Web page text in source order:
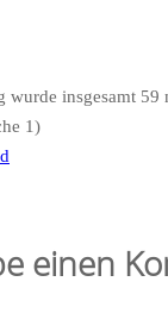
wurde insgesamt 59
1)
einen